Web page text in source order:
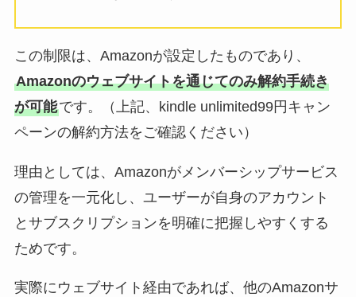
この制限は、Amazonが設定したものであり、
Amazonのウェブサイトを通じてのみ解約手続き
が可能です。（上記、kindle unlimited99円キャン
ペーンの解約方法をご確認ください）
理由としては、Amazonがメンバーシップサービス
の管理を一元化し、ユーザーが自身のアカウント
とサブスクリプションを明確に把握しやすくする
ためです。
実際にウェブサイト経由であれば、他のAmazonサ